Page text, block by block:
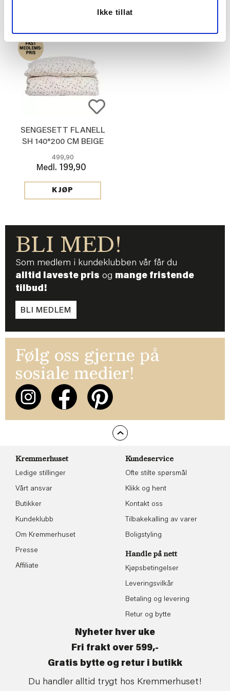
Ikke tillat
SENGESETT FLANELL
SH 140*200 CM BEIGE
499,90
Medl. 199,90
KJØP
BLI MED!
Som medlem i kundeklubben vår får du
alltid laveste pris og mange fristende
tilbud!
BLI MEDLEM
Følg oss gjerne på
sosiale medier!
Kremmerhuset
Ledige stillinger
Vårt ansvar
Butikker
Kundeklubb
Om Kremmerhuset
Presse
Affiliate
Kundeservice
Ofte stilte spørsmål
Klikk og hent
Kontakt oss
Tilbakekalling av varer
Boligstyling
Handle på nett
Kjøpsbetingelser
Leveringsvilkår
Betaling og levering
Retur og bytte
Nyheter hver uke
Fri frakt over 599,-
Gratis bytte og retur i butikk
Du handler alltid trygt hos Kremmerhuset!